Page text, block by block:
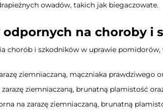
owadów, takich jak biegaczowate.
na choroby i
chorób i szkodników w uprawie
ziemniaczaną, mączniaka prawdziwego
ziemniaczaną, brunatną plamistość
na zarazę ziemniaczaną, brunatną